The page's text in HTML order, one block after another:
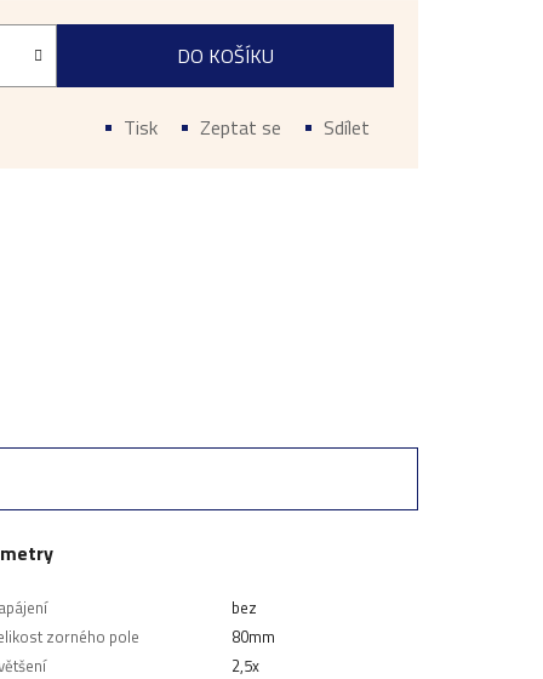
DO KOŠÍKU
Tisk Zeptat se Sdílet
bez
zorného pole
80mm
2,5x